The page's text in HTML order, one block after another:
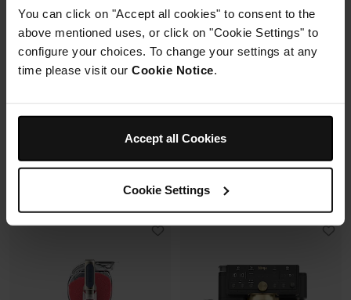
You can click on "Accept all cookies" to consent to the
above mentioned uses, or click on "Cookie Settings" to
configure your choices. To change your settings at any
time please visit our Cookie Notice.
Accept all Cookies
Cookie Settings
avec un même récipient.
Modulaire, compact, facile à
ranger et emporter.
Capacité: 9.5L (4 à 6 pers)
6 modes de cuisson (max
240°C)
Synchronisation des
cuissons